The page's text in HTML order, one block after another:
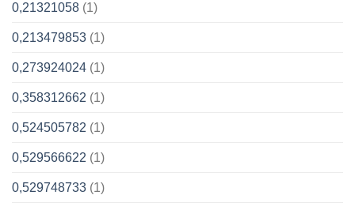
0,21321058 (1)
0,213479853 (1)
0,273924024 (1)
0,358312662 (1)
0,524505782 (1)
0,529566622 (1)
0,529748733 (1)